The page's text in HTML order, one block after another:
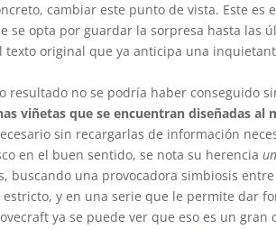
cambiar este punto de vista. Este es
se opta por guardar la sorpresa hasta las
texto original que ya anticipa una
resultado no se podría haber conseguido
viñetas que se encuentran diseñadas al
sin recargarlas de información
en el buen sentido, se nota su herencia
buscando una provocadora simbiosis
estricto, y en una serie que le permite dar
ya se puede ver que eso es un gran